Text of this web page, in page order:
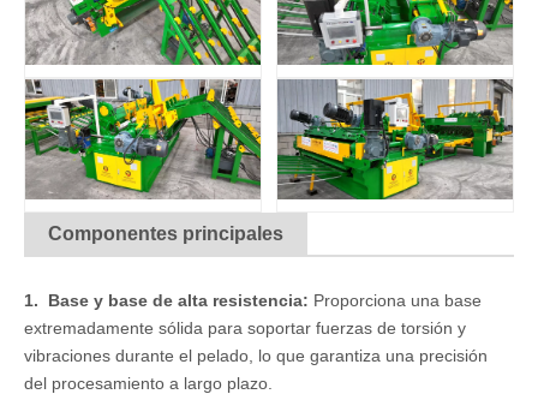
Componentes principales
1. Base y base de alta resistencia: Proporciona una base
extremadamente sólida para soportar fuerzas de torsión y
vibraciones durante el pelado, lo que garantiza una precisión
del procesamiento a largo plazo.